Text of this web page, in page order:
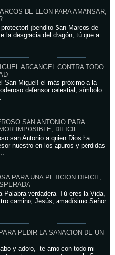
DE LEON PARA AMANSAR,
¡bendito San Marcos de
la desgracia del dragón, tú que a
ARCANGEL CONTRA TODO
San Miguel! el más próximo a la
defensor celestial, símbolo
SAN ANTONIO PARA
IMPOSIBLE, DIFICIL
san Antonio a quien Dios ha
nuestro en los apuros y pérdidas
PARA UNA PETICION DIFICIL,
Palabra verdadera, Tú eres la Vida,
camino, Jesús, amadísimo Señor
PEDIR LA SANACION DE UN
y adoro, te amo con todo mi